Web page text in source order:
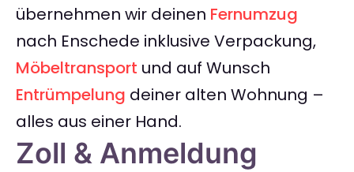
übernehmen wir deinen Fernumzug
nach Enschede inklusive Verpackung,
Möbeltransport und auf Wunsch
Entrümpelung deiner alten Wohnung –
alles aus einer Hand.
Zoll & Anmeldung